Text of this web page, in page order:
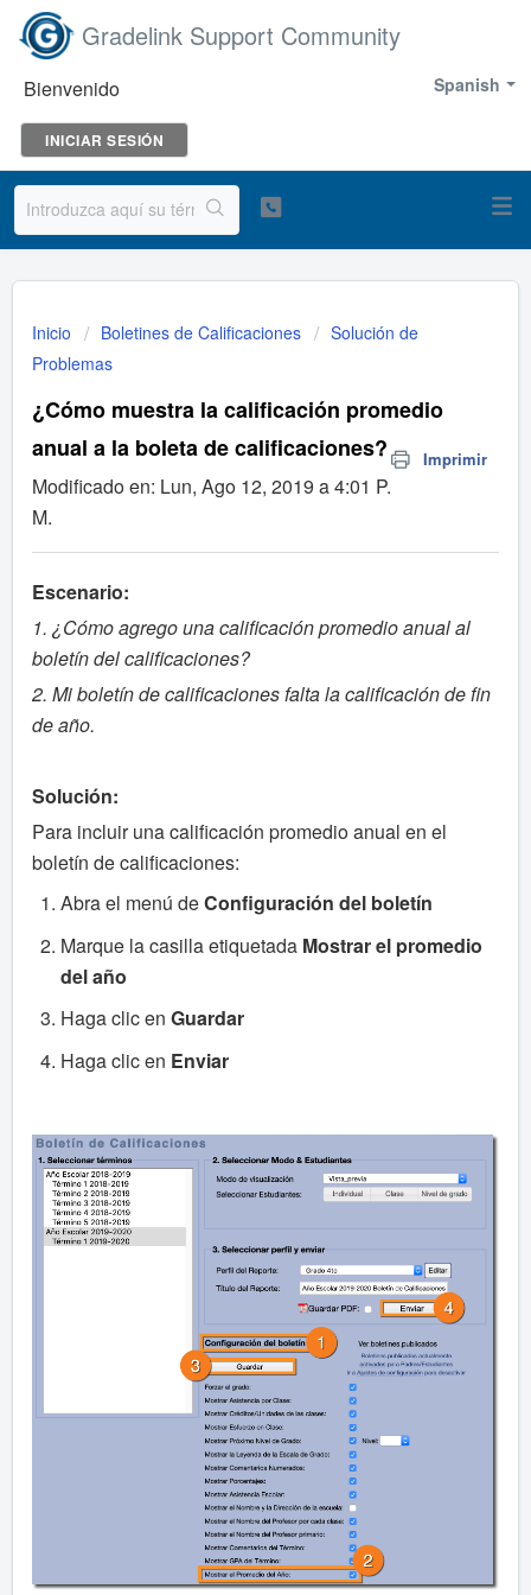
Gradelink Support Community
Spanish
Bienvenido
INICIAR SESIÓN
Inicio Boletines de Calificaciones
Solución de
Problemas
¿Cómo muestra la calificación promedio
anual a la boleta de calificaciones?
Imprimir
Modificado en: Lun, Ago 12, 2019 a 4:01 P.
M.
Escenario:
1. ¿Cómo agrego una calificación promedio anual al
boletín del calificaciones?
2. Mi boletín de calificaciones falta la calificación de fin
de año.
Solución:
Para incluir una calificación promedio anual en el
boletín de calificaciones:
Abra el menú deConfiguración del boletín
Marque la casilla etiquetada Mostrar el promedio
del año
Haga clic en Guardar
Haga clic en Enviar